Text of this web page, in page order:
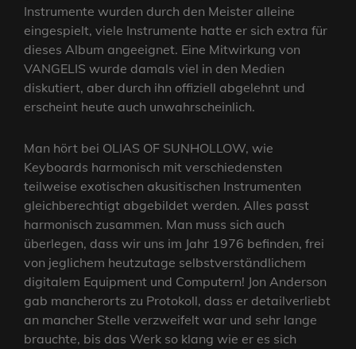
Instrumente wurden durch den Meister alleine
eingespielt, viele Instrumente hatte er sich extra für
dieses Album angeeignet. Eine Mitwirkung von
VANGELIS wurde damals viel in den Medien
diskutiert, aber durch ihn offiziell abgelehnt und
erscheint heute auch unwahrscheinlich.
Man hört bei OLIAS OF SUNHOLLOW, wie
Keyboards harmonisch mit verschiedensten
teilweise exotischen akusitischen Instrumenten
gleichberechtigt abgebildet werden. Alles passt
harmonisch zusammen. Man muss sich auch
überlegen, dass wir uns im Jahr 1976 befinden, frei
von jeglichem heutzutage selbstverständlichem
digitalem Equipment und Computern! Jon Anderson
gab mancherorts zu Protokoll, dass er detailverliebt
an mancher Stelle verzweifelt war und sehr lange
brauchte, bis das Werk so klang wie er es sich